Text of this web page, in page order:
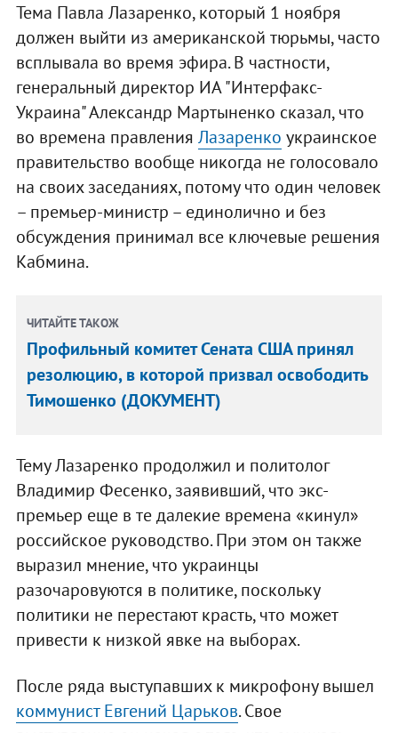
Тема Павла Лазаренко, который 1 ноября
должен выйти из американской тюрьмы, часто
всплывала во время эфира. В частности,
генеральный директор ИА "Интерфакс-
Украина" Александр Мартыненко сказал, что
во времена правления Лазаренко украинское
правительство вообще никогда не голосовало
на своих заседаниях, потому что один человек
– премьер-министр – единолично и без
обсуждения принимал все ключевые решения
Кабмина.
ЧИТАЙТЕ ТАКОЖ
Профильный комитет Сената США принял
резолюцию, в которой призвал освободить
Тимошенко (ДОКУМЕНТ)
Тему Лазаренко продолжил и политолог
Владимир Фесенко, заявивший, что экс-
премьер еще в те далекие времена «кинул»
российское руководство. При этом он также
выразил мнение, что украинцы
разочаровуются в политике, поскольку
политики не перестают красть, что может
привести к низкой явке на выборах.
После ряда выступавших к микрофону вышел
коммунист Евгений Царьков. Свое